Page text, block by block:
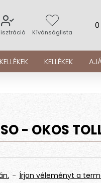
Kívánságlista
KELLÉKEK
- OKOS
- Írjon véleményt a